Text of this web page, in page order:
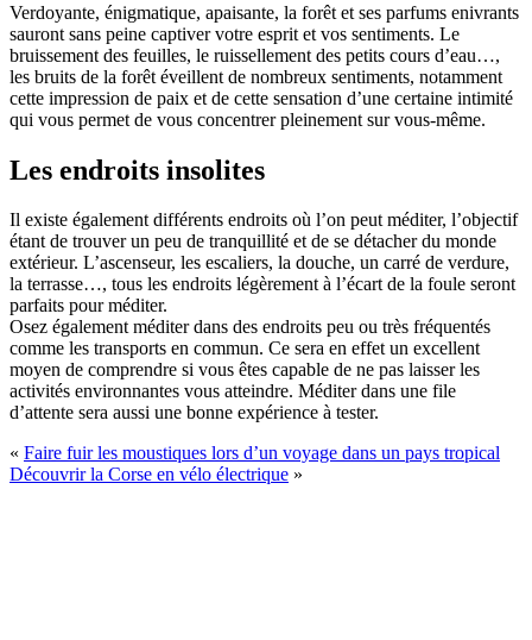
Verdoyante, énigmatique, apaisante, la forêt et ses parfums enivrants
sauront sans peine captiver votre esprit et vos sentiments. Le
bruissement des feuilles, le ruissellement des petits cours d’eau…,
les bruits de la forêt éveillent de nombreux sentiments, notamment
cette impression de paix et de cette sensation d’une certaine intimité
qui vous permet de vous concentrer pleinement sur vous-même.
Les endroits insolites
Il existe également différents endroits où l’on peut méditer, l’objectif
étant de trouver un peu de tranquillité et de se détacher du monde
extérieur. L’ascenseur, les escaliers, la douche, un carré de verdure,
la terrasse…, tous les endroits légèrement à l’écart de la foule seront
parfaits pour méditer.
Osez également méditer dans des endroits peu ou très fréquentés
comme les transports en commun. Ce sera en effet un excellent
moyen de comprendre si vous êtes capable de ne pas laisser les
activités environnantes vous atteindre. Méditer dans une file
d’attente sera aussi une bonne expérience à tester.
« Faire fuir les moustiques lors d’un voyage dans un pays tropical
Découvrir la Corse en vélo électrique »